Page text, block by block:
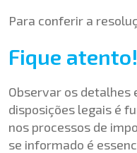
Para conferir a
Fique atento!
Observar os detalhes
disposições legais é
nos processos de
se informado é